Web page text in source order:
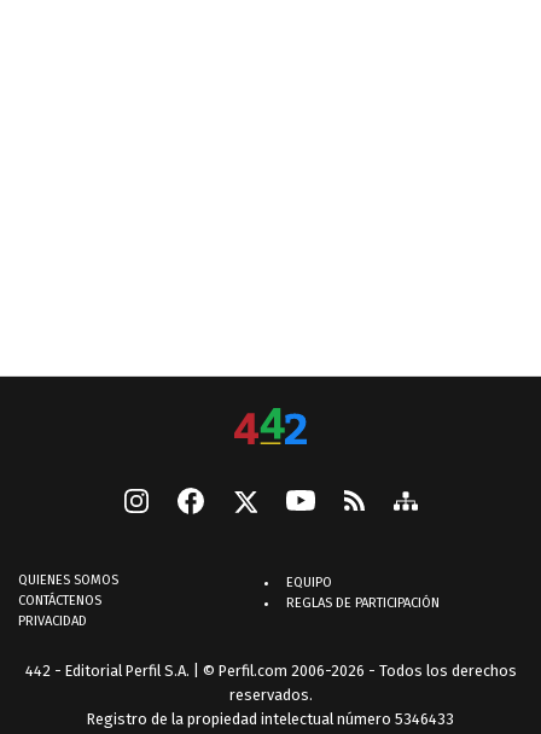
QUIENES SOMOS
CONTÁCTENOS
PRIVACIDAD
EQUIPO
REGLAS DE PARTICIPACIÓN
442 - Editorial Perfil S.A. | © Perfil.com 2006-2026 - Todos los derechos
reservados.
Registro de la propiedad intelectual número 5346433